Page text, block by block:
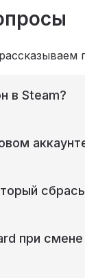
в Steam?
при смене